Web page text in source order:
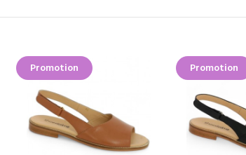
Promotion Promotion